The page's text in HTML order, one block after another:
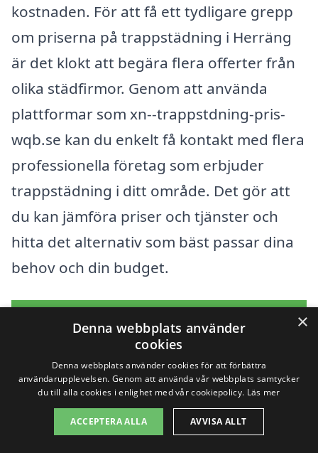
kostnaden. För att få ett tydligare grepp
om priserna på trappstädning i Herräng
är det klokt att begära flera offerter från
olika städfirmor. Genom att använda
plattformar som xn--trappstdning-pris-
wqb.se kan du enkelt få kontakt med flera
professionella företag som erbjuder
trappstädning i ditt område. Det gör att
du kan jämföra priser och tjänster och
hitta det alternativ som bäst passar dina
behov och din budget.
Få 3 erbjudanden, gratis och utan
Sök efter en
×
Denna webbplats använder
cookies
Denna webbplats använder cookies för att förbättra
användarupplevelsen. Genom att använda vår webbplats samtycker
du till alla cookies i enlighet med vår cookiepolicy. Läs mer
ACCEPTERA ALLA AVVISA ALLT